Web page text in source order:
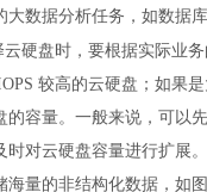
大数据分析任务，如数据
硬盘时，要根据实际业
较高的云硬盘；如果
容量。一般来说，可以
时对云硬盘容量进行扩展。
海量的非结构化数据，如